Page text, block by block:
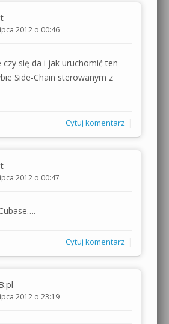
2012 o 00:46
się da i jak uruchomić ten
Side-Chain sterowanym z
Cytuj komentarz
2012 o 00:47
Cytuj komentarz
2012 o 23:19